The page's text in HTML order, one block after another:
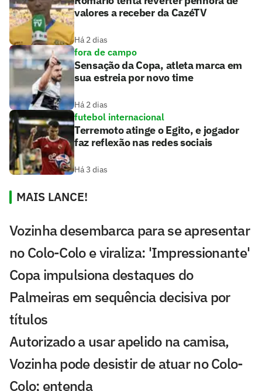
valores a receber da CazéTV
Há 2 dias
fora de campo
Sensação da Copa, atleta marca em
sua estreia por novo time
Há 2 dias
futebol internacional
Terremoto atinge o Egito, e jogador
faz reflexão nas redes sociais
Há 3 dias
MAIS LANCE!
Vozinha desembarca para se apresentar
no Colo-Colo e viraliza: 'Impressionante'
Copa impulsiona destaques do
Palmeiras em sequência decisiva por
títulos
Autorizado a usar apelido na camisa,
Vozinha pode desistir de atuar no Colo-
Colo; entenda